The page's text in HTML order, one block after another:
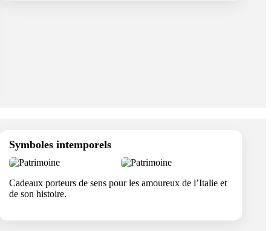
Symboles intemporels
Cadeaux porteurs de sens pour les amoureux de l’Italie et
de son histoire.